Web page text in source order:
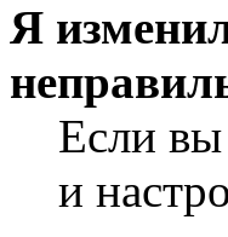
Я
Если вы
и